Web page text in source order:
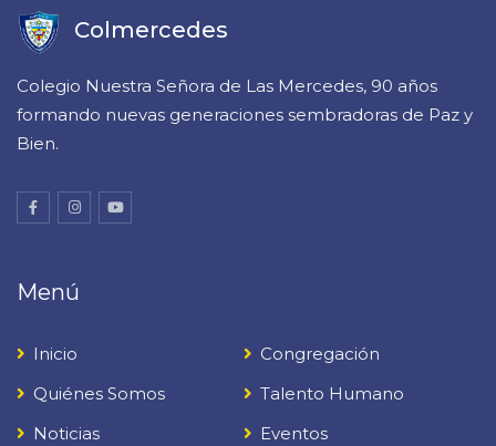
Colmercedes
Colegio Nuestra Señora de Las Mercedes, 90 años
formando nuevas generaciones sembradoras de Paz y
Bien.
Menú
Inicio
Congregación
Quiénes Somos
Talento Humano
Noticias
Eventos